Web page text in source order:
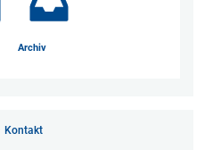
Archiv
Kontakt